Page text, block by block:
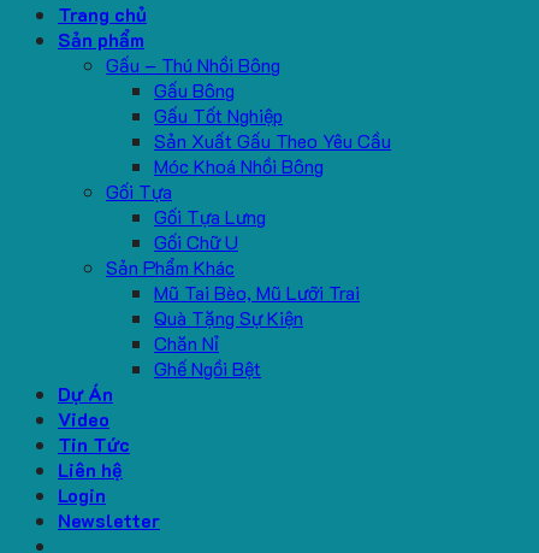
Trang chủ
Sản phẩm
Gấu – Thú Nhồi Bông
Gấu Bông
Gấu Tốt Nghiệp
Sản Xuất Gấu Theo Yêu Cầu
Móc Khoá Nhồi Bông
Gối Tựa
Gối Tựa Lưng
Gối Chữ U
Sản Phẩm Khác
Mũ Tai Bèo, Mũ Lưỡi Trai
Quà Tặng Sự Kiện
Chăn Nỉ
Ghế Ngồi Bệt
Dự Án
Video
Tin Tức
Liên hệ
Login
Newsletter